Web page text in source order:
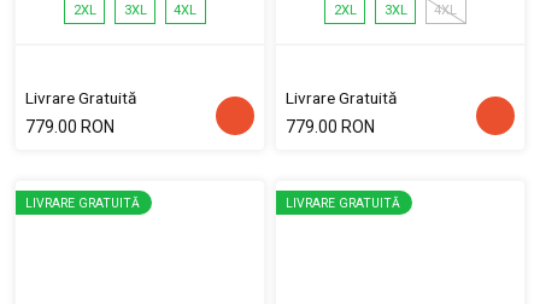
2XL 3XL 4XL
Livrare Gratuită
779.00 RON
2XL 3XL 4XL
Livrare Gratuită
779.00 RON
LIVRARE GRATUITĂ LIVRARE GRATUITĂ